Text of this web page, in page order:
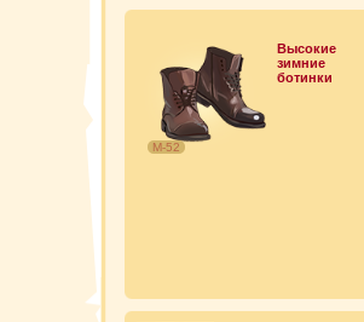
М-52
Высокие
зимние
ботинки